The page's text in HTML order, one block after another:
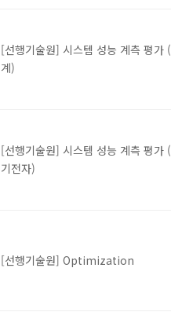
[선행기술원] 시스템 성능 계측 평가
계)
[선행기술원] 시스템 성능 계측 평가
기전자)
[선행기술원] Optimization